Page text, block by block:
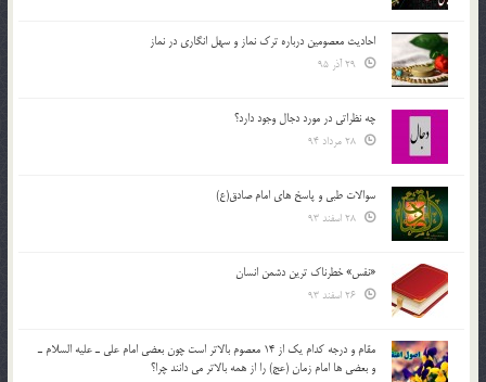
احادیث معصومین درباره ترک نماز و سهل انگاری در نماز
چه نظراتی در مورد دجال وجود دارد؟
سوالات طبی و پاسخ های امام صادق(ع)
«نفس» خطرناک ترین دشمن انسان
مقام و درجه كدام يك از 14 معصوم بالاتر است چون بعضي امام علي ـ عليه السلام ـ
و بعضي ها امام زمان (عج) را از همه بالاتر مي دانند چرا؟